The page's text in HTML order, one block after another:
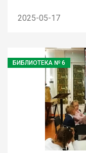
2025-05-17
БИБЛИОТЕКА № 6